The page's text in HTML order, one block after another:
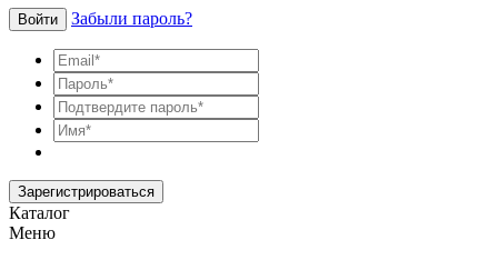
Войти Забыли пароль?
Зарегистрироваться
Каталог
Меню